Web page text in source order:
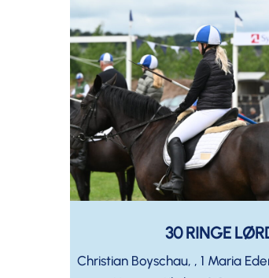
30 RINGE
Christian Boyschau, , 1 Maria